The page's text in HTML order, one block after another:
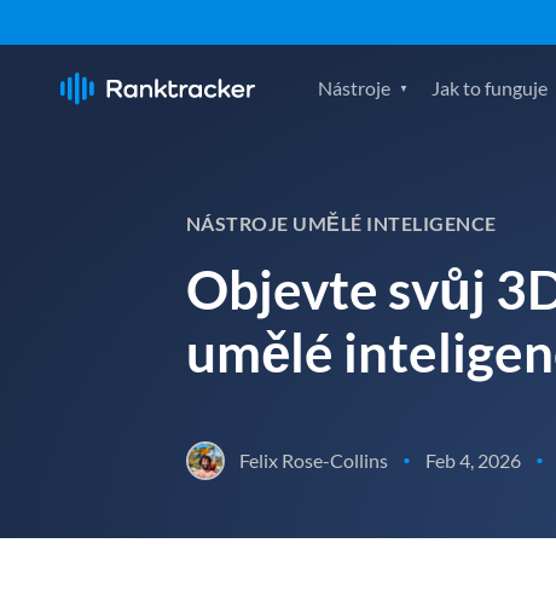
Nástroje Jak to funguje
NÁSTROJE UMĚLÉ INTELIGENCE
Objevte svůj
umělé
Felix Rose-Collins • Feb 4, 2026 •